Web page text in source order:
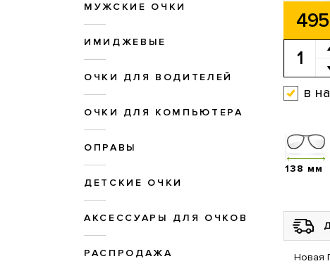
МУЖСКИЕ ОЧКИ
ИМИДЖЕВЫЕ
ОЧКИ ДЛЯ ВОДИТЕЛЕЙ
ОЧКИ ДЛЯ КОМПЬЮТЕРА
ОПРАВЫ
ДЕТСКИЕ ОЧКИ
АКСЕССУАРЫ ДЛЯ ОЧКОВ
РАСПРОДАЖА
в
138 мм
Новая